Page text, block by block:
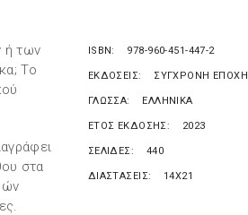
ή των
Το
στα
ISBN 978-960-451-447-2
ΕΚΔΟΣΕΙΣ ΣΥΓΧΡΟΝΗ ΕΠΟΧΗ
ΓΛΩΣΣΑ ΕΛΛΗΝΙΚΑ
ΕΤΟΣ ΕΚΔΟΣΗΣ 2023
ΣΕΛΙΔΕΣ 440
ΔΙΑΣΤΑΣΕΙΣ 14X21